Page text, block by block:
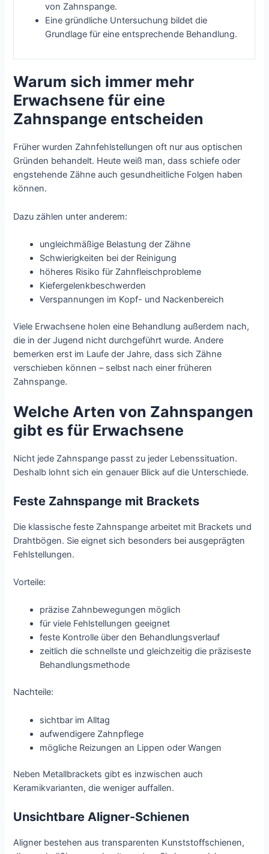
von Zahnspange.
Eine gründliche Untersuchung bildet die
Grundlage für eine entsprechende Behandlung.
Warum sich immer mehr
Erwachsene für eine
Zahnspange entscheiden
Früher wurden Zahnfehlstellungen oft nur aus optischen
Gründen behandelt. Heute weiß man, dass schiefe oder
engstehende Zähne auch gesundheitliche Folgen haben
können.
Dazu zählen unter anderem:
ungleichmäßige Belastung der Zähne
Schwierigkeiten bei der Reinigung
höheres Risiko für Zahnfleischprobleme
Kiefergelenkbeschwerden
Verspannungen im Kopf- und Nackenbereich
Viele Erwachsene holen eine Behandlung außerdem nach,
die in der Jugend nicht durchgeführt wurde. Andere
bemerken erst im Laufe der Jahre, dass sich Zähne
verschieben können – selbst nach einer früheren
Zahnspange.
Welche Arten von Zahnspangen
gibt es für Erwachsene
Nicht jede Zahnspange passt zu jeder Lebenssituation.
Deshalb lohnt sich ein genauer Blick auf die Unterschiede.
Feste Zahnspange mit Brackets
Die klassische feste Zahnspange arbeitet mit Brackets und
Drahtbögen. Sie eignet sich besonders bei ausgeprägten
Fehlstellungen.
Vorteile:
präzise Zahnbewegungen möglich
für viele Fehlstellungen geeignet
feste Kontrolle über den Behandlungsverlauf
zeitlich die schnellste und gleichzeitig die präziseste
Behandlungsmethode
Nachteile:
sichtbar im Alltag
aufwendigere Zahnpflege
mögliche Reizungen an Lippen oder Wangen
Neben Metallbrackets gibt es inzwischen auch
Keramikvarianten, die weniger auffallen.
Unsichtbare Aligner-Schienen
Aligner bestehen aus transparenten Kunststoffschienen,